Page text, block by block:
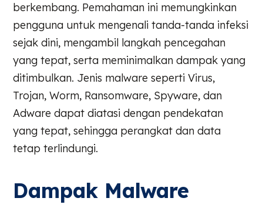
berkembang. Pemahaman ini memungkinkan
pengguna untuk mengenali tanda-tanda infeksi
sejak dini, mengambil langkah pencegahan
yang tepat, serta meminimalkan dampak yang
ditimbulkan. Jenis malware seperti Virus,
Trojan, Worm, Ransomware, Spyware, dan
Adware dapat diatasi dengan pendekatan
yang tepat, sehingga perangkat dan data
tetap terlindungi.
Dampak Malware